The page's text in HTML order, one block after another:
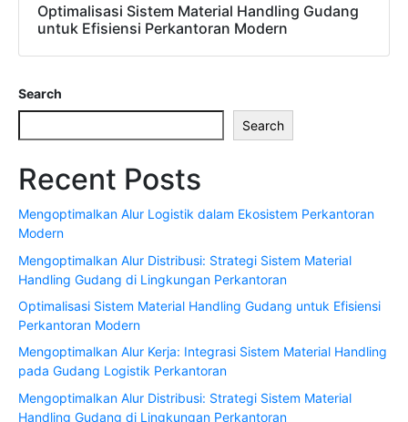
Optimalisasi Sistem Material Handling Gudang
untuk Efisiensi Perkantoran Modern
Search
Search
Recent Posts
Mengoptimalkan Alur Logistik dalam Ekosistem Perkantoran
Modern
Mengoptimalkan Alur Distribusi: Strategi Sistem Material
Handling Gudang di Lingkungan Perkantoran
Optimalisasi Sistem Material Handling Gudang untuk Efisiensi
Perkantoran Modern
Mengoptimalkan Alur Kerja: Integrasi Sistem Material Handling
pada Gudang Logistik Perkantoran
Mengoptimalkan Alur Distribusi: Strategi Sistem Material
Handling Gudang di Lingkungan Perkantoran